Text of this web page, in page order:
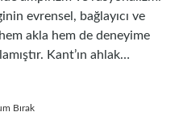
evrensel, bağlayıcı ve
akla hem de deneyime
Kant’ın ahlak…
Bırak